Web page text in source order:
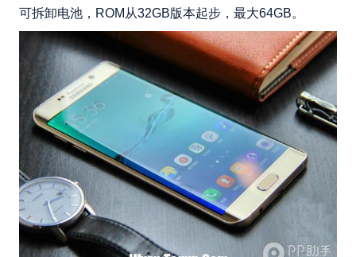
可拆卸电池，ROM从32GB版本起步，最大64GB。